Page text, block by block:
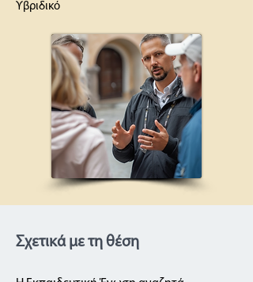
Υβριδικό
Σχετικά με τη θέση